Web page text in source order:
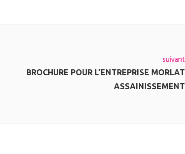
suivant
BROCHURE POUR L’ENTREPRISE MORLAT
ASSAINISSEMENT